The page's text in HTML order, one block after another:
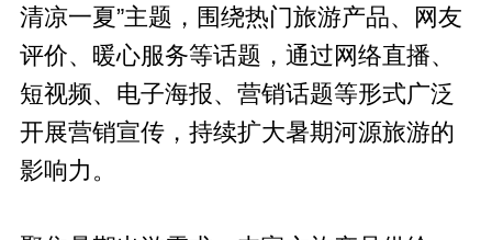
清凉一夏”主题，围绕热门旅游产品、网友
评价、暖心服务等话题，通过网络直播、
短视频、电子海报、营销话题等形式广泛
开展营销宣传，持续扩大暑期河源旅游的
影响力。